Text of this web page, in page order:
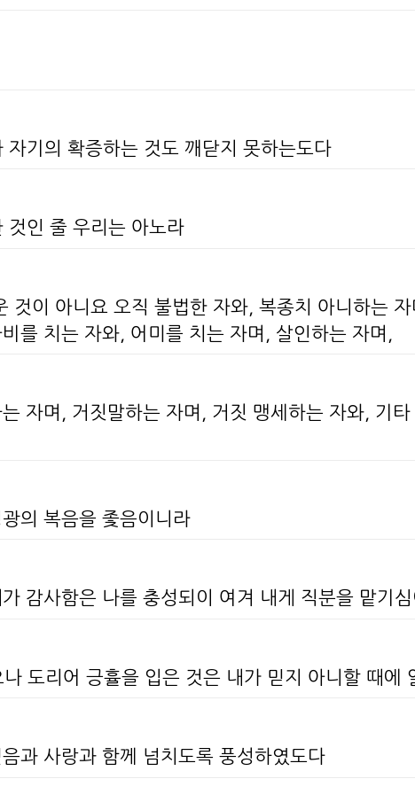
기의 확증하는 것도 깨닫지 못하는도다
것인 줄 우리는 아노라
이 아니요 오직 불법한 자와, 복종치 아니하는 자
를 치는 자와, 어미를 치는 자며, 살인하는 자며,
자며, 거짓말하는 자며, 거짓 맹세하는 자와, 기
의 복음을 좇음이니라
감사함은 나를 충성되이 여겨 내게 직분을 맡기심
도리어 긍휼을 입은 것은 내가 믿지 아니할 때에
과 사랑과 함께 넘치도록 풍성하였도다